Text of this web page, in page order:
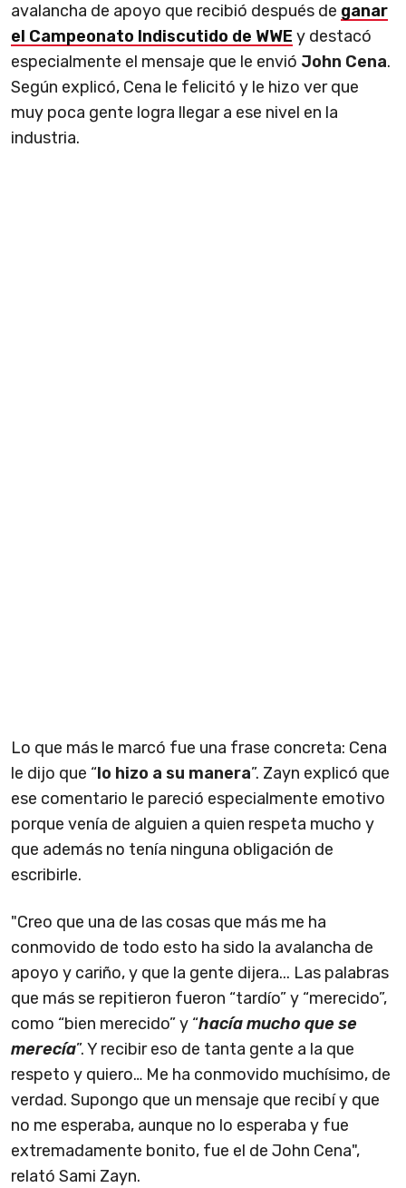
avalancha de apoyo que recibió después de ganar
el Campeonato Indiscutido de WWE y destacó
especialmente el mensaje que le envió John Cena.
Según explicó, Cena le felicitó y le hizo ver que
muy poca gente logra llegar a ese nivel en la
industria.
Lo que más le marcó fue una frase concreta: Cena
le dijo que “lo hizo a su manera”. Zayn explicó que
ese comentario le pareció especialmente emotivo
porque venía de alguien a quien respeta mucho y
que además no tenía ninguna obligación de
escribirle.
"Creo que una de las cosas que más me ha
conmovido de todo esto ha sido la avalancha de
apoyo y cariño, y que la gente dijera... Las palabras
que más se repitieron fueron “tardío” y “merecido”,
como “bien merecido” y “hacía mucho que se
merecía”. Y recibir eso de tanta gente a la que
respeto y quiero… Me ha conmovido muchísimo, de
verdad. Supongo que un mensaje que recibí y que
no me esperaba, aunque no lo esperaba y fue
extremadamente bonito, fue el de John Cena",
relató Sami Zayn.